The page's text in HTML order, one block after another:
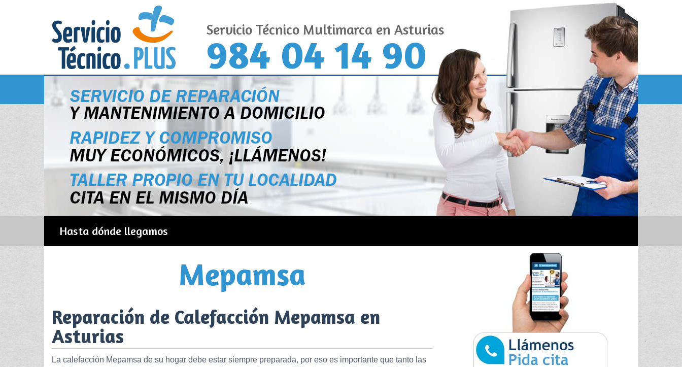
Servicio Técnico Multimarca en Asturias
984 04 14 90
Hasta dónde llegamos
Reparación de Calefacción Mepamsa en
Asturias
La calefacción Mepamsa de su hogar debe estar siempre preparada, por eso es importante que tanto las